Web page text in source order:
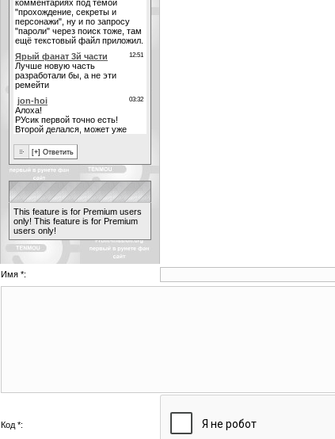
This feature is for Premium users
only! This feature is for Premium
users only!
Имя *:
Код *: